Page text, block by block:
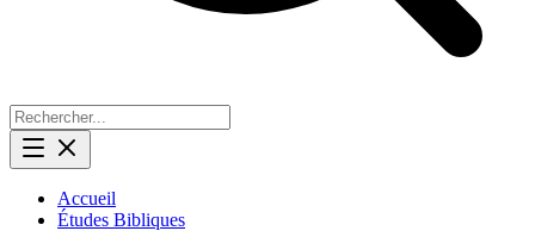
Accueil
Études Bibliques